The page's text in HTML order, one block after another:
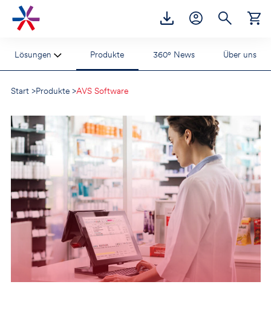
Zur Hauptnavigation
Zum Inhalt
Zur Footernavigation
Lösungen Produkte 360° News Über uns
Start>Produkte>AVS Software